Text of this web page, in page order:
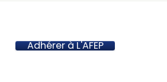
Adhérer à L'AFEP